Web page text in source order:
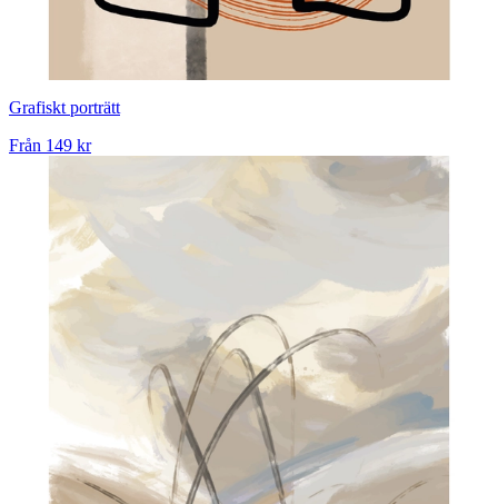
Grafiskt porträtt
Från 149 kr